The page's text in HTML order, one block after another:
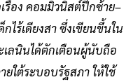
รื่อง คอมมิวนิสต์ปีกซ้าย–
ไร้เดียงสา ซึ่งเขียนขึ้นใน
เลนินได้ตักเตือนผู้นับถือ
ใต้ระบอบรัฐสภา ให้ใช้